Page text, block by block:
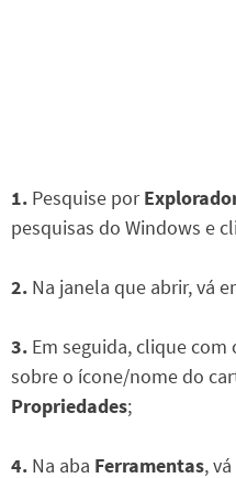
1. Pesquise por
pesquisas do Windows e
2. Na janela que abrir, vá
3. Em seguida, clique
sobre o ícone/nome do
Propriedades;
4. Na aba Ferramentas,